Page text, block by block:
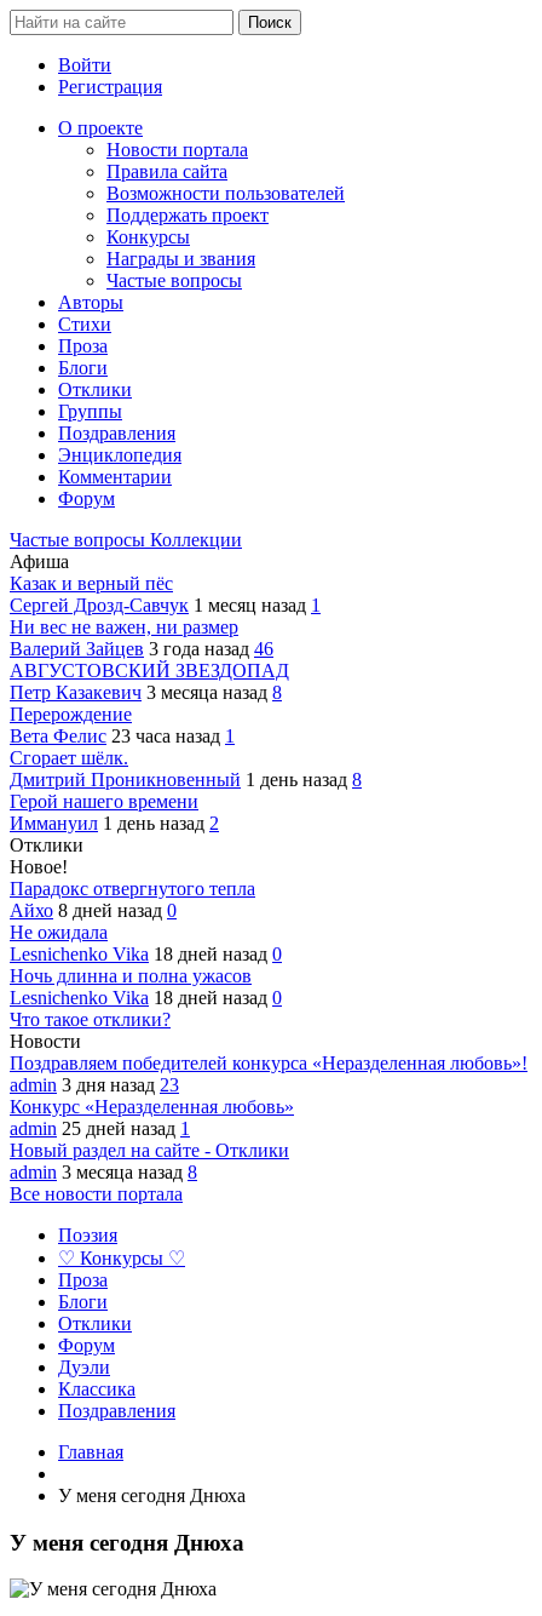
Войти
Регистрация
О проекте
Новости портала
Правила сайта
Возможности пользователей
Поддержать проект
Конкурсы
Награды и звания
Частые вопросы
Авторы
Стихи
Проза
Блоги
Отклики
Группы
Поздравления
Энциклопедия
Комментарии
Форум
Частые вопросы Коллекции
Афиша
Казак и верный пёс
Сергей Дрозд-Савчук 1 месяц назад 1
Ни вес не важен, ни размер
Валерий Зайцев 3 года назад 46
АВГУСТОВСКИЙ ЗВЕЗДОПАД
Петр Казакевич 3 месяца назад 8
Перерождение
Вета Фелис 23 часа назад 1
Сгорает шёлк.
Дмитрий Проникновенный 1 день назад 8
Герой нашего времени
Иммануил 1 день назад 2
Отклики
Новое!
Парадокс отвергнутого тепла
Айхо 8 дней назад 0
Не ожидала
Lesnichenko Vika 18 дней назад 0
Ночь длинна и полна ужасов
Lesnichenko Vika 18 дней назад 0
Что такое отклики?
Новости
Поздравляем победителей конкурса «Неразделенная любовь»!
admin 3 дня назад 23
Конкурс «Неразделенная любовь»
admin 25 дней назад 1
Новый раздел на сайте - Отклики
admin 3 месяца назад 8
Все новости портала
Поэзия
♡ Конкурсы ♡
Проза
Блоги
Отклики
Форум
Дуэли
Классика
Поздравления
Главная
У меня сегодня Днюха
У меня сегодня Днюха